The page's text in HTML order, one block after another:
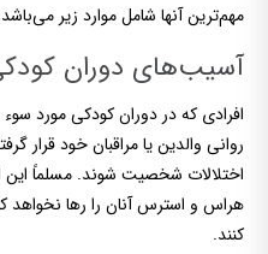
مهم‌ترین آنها شامل موارد زیر
آسیب‌های دوران
افرادی که در دوران کودکی مورد
روانی والدین یا مراقبان خود قرار
اختلالات شخصیت شوند. مسلماً این
هراس و استرس آنان را رها نخواهد
کنند.